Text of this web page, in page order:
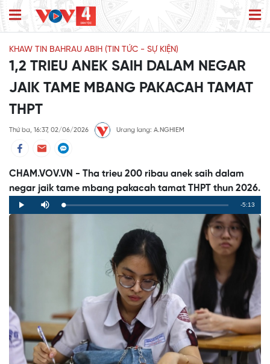
KHAW TIN BAHRAU ABIH (TIN TỨC - SỰ KIỆN)
1,2 TRIEU ANEK SAIH DALAM NEGAR
JAIK TAME MBANG PAKACAH TAMAT
THPT
Thứ ba, 16:37, 02/06/2026 Urang lang: A.NGHIEM
CHAM.VOV.VN - Tha trieu 200 ribau anek saih dalam
negar jaik tame mbang pakacah tamat THPT thun 2026.
Play Mute Loaded:
0%
Progress:
0%
Remaining
Time
-5:13